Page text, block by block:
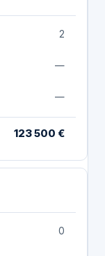
2
—
—
123 500 €
0